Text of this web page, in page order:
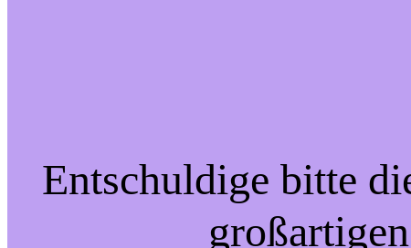
Entschuldige bitte